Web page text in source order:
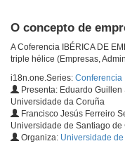
O concepto de
A Coferencia IBÉRICA DE
triple hélice (Empresas,
i18n.one.Series: Conferencia
Presenta: Eduardo
Universidade da Coruña
Francisco Jesús Ferreiro
Universidade de Santiago de
Organiza: Universidade